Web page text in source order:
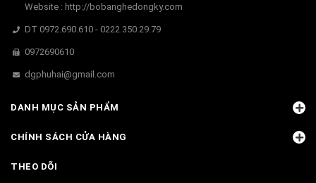
Website : http://bobanghedongky.com
DT 0972.690.610 - 0222.350.29.79
0972690610
dgphuhai@gmail.com
DANH MỤC SẢN PHẨM
CHÍNH SÁCH CỬA HÀNG
THEO DÕI